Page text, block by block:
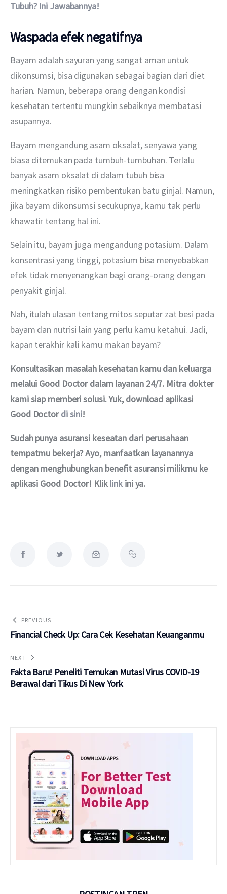
Tubuh? Ini Jawabannya!
Waspada efek negatifnya
Bayam adalah sayuran yang sangat aman untuk
dikonsumsi, bisa digunakan sebagai bagian dari diet
harian. Namun, beberapa orang dengan kondisi
kesehatan tertentu mungkin sebaiknya membatasi
asupannya.
Bayam mengandung asam oksalat, senyawa yang
biasa ditemukan pada tumbuh-tumbuhan. Terlalu
banyak asam oksalat di dalam tubuh bisa
meningkatkan risiko pembentukan batu ginjal. Namun,
jika bayam dikonsumsi secukupnya, kamu tak perlu
khawatir tentang hal ini.
Selain itu, bayam juga mengandung potasium. Dalam
konsentrasi yang tinggi, potasium bisa menyebabkan
efek tidak menyenangkan bagi orang-orang dengan
penyakit ginjal.
Nah, itulah ulasan tentang mitos seputar zat besi pada
bayam dan nutrisi lain yang perlu kamu ketahui. Jadi,
kapan terakhir kali kamu makan bayam?
Konsultasikan masalah kesehatan kamu dan keluarga
melalui Good Doctor dalam layanan 24/7. Mitra dokter
kami siap memberi solusi. Yuk, download aplikasi
Good Doctor di sini!
Sudah punya asuransi keseatan dari perusahaan
tempatmu bekerja? Ayo, manfaatkan layanannya
dengan menghubungkan benefit asuransi milikmu ke
aplikasi Good Doctor! Klik link ini ya.
PREVIOUS
Financial Check Up: Cara Cek Kesehatan Keuanganmu
NEXT
Fakta Baru! Peneliti Temukan Mutasi Virus COVID-19
Berawal dari Tikus Di New York